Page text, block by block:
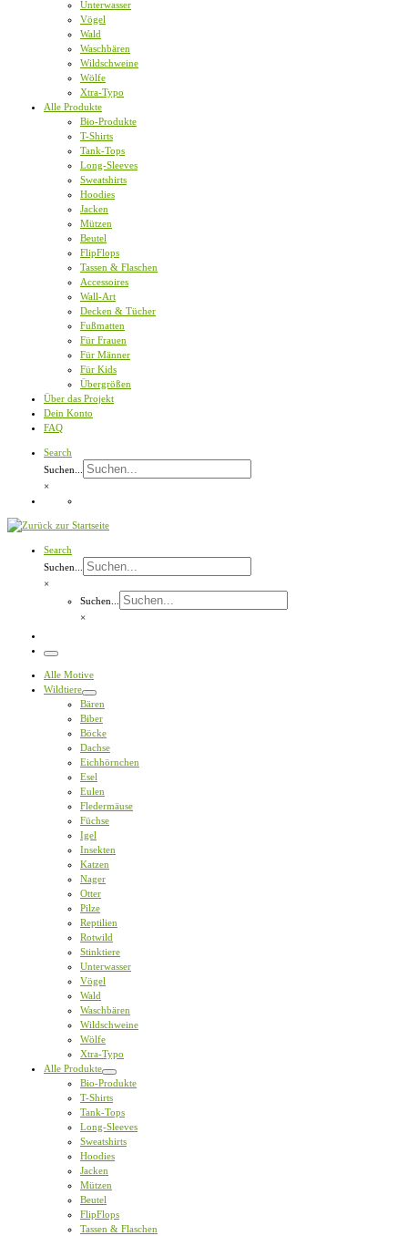
Unterwasser
Vögel
Wald
Waschbären
Wildschweine
Wölfe
Xtra-Typo
Alle Produkte
Bio-Produkte
T-Shirts
Tank-Tops
Long-Sleeves
Sweatshirts
Hoodies
Jacken
Mützen
Beutel
FlipFlops
Tassen & Flaschen
Accessoires
Wall-Art
Decken & Tücher
Fußmatten
Für Frauen
Für Männer
Für Kids
Übergrößen
Über das Projekt
Dein Konto
FAQ
Search
Suchen...
×
Search
Suchen...
×
Suchen...
×
Menü
Alle Motive
Wildtiere
Bären
Biber
Böcke
Dachse
Eichhörnchen
Esel
Eulen
Fledermäuse
Füchse
Igel
Insekten
Katzen
Nager
Otter
Pilze
Reptilien
Rotwild
Stinktiere
Unterwasser
Vögel
Wald
Waschbären
Wildschweine
Wölfe
Xtra-Typo
Alle Produkte
Bio-Produkte
T-Shirts
Tank-Tops
Long-Sleeves
Sweatshirts
Hoodies
Jacken
Mützen
Beutel
FlipFlops
Tassen & Flaschen